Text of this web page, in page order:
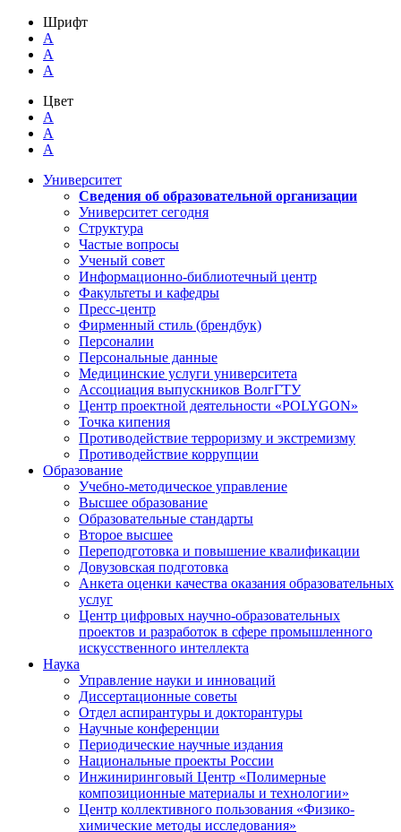
Шрифт
A
A
A
Цвет
A
A
A
Университет
Сведения об образовательной организации
Университет сегодня
Структура
Частые вопросы
Ученый совет
Информационно-библиотечный центр
Факультеты и кафедры
Пресс-центр
Фирменный стиль (брендбук)
Персоналии
Персональные данные
Медицинские услуги университета
Ассоциация выпускников ВолгГТУ
Центр проектной деятельности «POLYGON»
Точка кипения
Противодействие терроризму и экстремизму
Противодействие коррупции
Образование
Учебно-методическое управление
Высшее образование
Образовательные стандарты
Второе высшее
Переподготовка и повышение квалификации
Довузовская подготовка
Анкета оценки качества оказания образовательных
услуг
Центр цифровых научно-образовательных
проектов и разработок в сфере промышленного
искусственного интеллекта
Наука
Управление науки и инноваций
Диссертационные советы
Отдел аспирантуры и докторантуры
Научные конференции
Периодические научные издания
Национальные проекты России
Инжиниринговый Центр «Полимерные
композиционные материалы и технологии»
Центр коллективного пользования «Физико-
химические методы исследования»